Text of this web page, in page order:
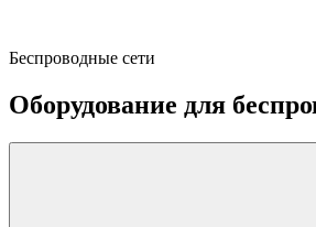
Беспроводные сети
Оборудование для